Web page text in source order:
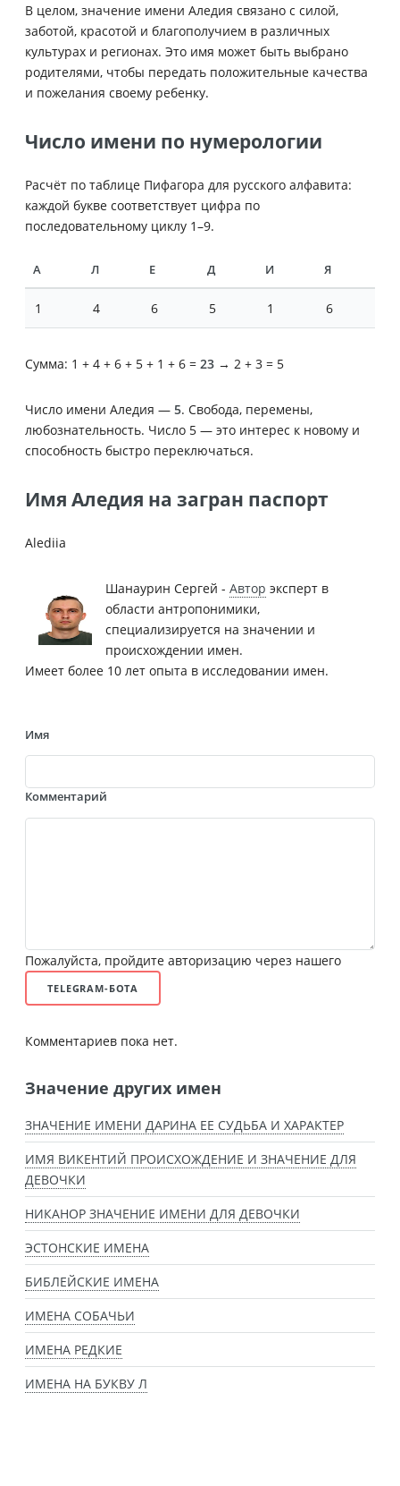
В целом, значение имени Аледия связано с силой,
заботой, красотой и благополучием в различных
культурах и регионах. Это имя может быть выбрано
родителями, чтобы передать положительные качества
и пожелания своему ребенку.
Число имени по нумерологии
Расчёт по таблице Пифагора для русского алфавита:
каждой букве соответствует цифра по
последовательному циклу 1–9.
А Л Е Д И Я
1 4 6 5 1 6
Сумма: 1 + 4 + 6 + 5 + 1 + 6 = 23 → 2 + 3 = 5
Число имени Аледия — 5. Свобода, перемены,
любознательность. Число 5 — это интерес к новому и
способность быстро переключаться.
Имя Аледия на загран паспорт
Alediia
Шанаурин Сергей - Автор эксперт в
области антропонимики,
специализируется на значении и
происхождении имен.
Имеет более 10 лет опыта в исследовании имен.
Имя
Комментарий
Пожалуйста, пройдите авторизацию через нашего
TELEGRAM-БОТА
Комментариев пока нет.
Значение других имен
ЗНАЧЕНИЕ ИМЕНИ ДАРИНА ЕЕ СУДЬБА И ХАРАКТЕР
ИМЯ ВИКЕНТИЙ ПРОИСХОЖДЕНИЕ И ЗНАЧЕНИЕ ДЛЯ
ДЕВОЧКИ
НИКАНОР ЗНАЧЕНИЕ ИМЕНИ ДЛЯ ДЕВОЧКИ
ЭСТОНСКИЕ ИМЕНА
БИБЛЕЙСКИЕ ИМЕНА
ИМЕНА СОБАЧЬИ
ИМЕНА РЕДКИЕ
ИМЕНА НА БУКВУ Л